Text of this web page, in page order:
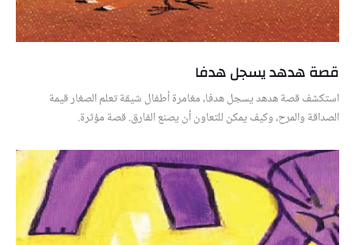
قصة هدهد يسجل هدفا
استكشف قصة هدهد يسجل هدفا، مغامرة أطفال شيقة تعلم الصغار قيمة
الصداقة والمرح، وكيف يمكن للتعاون أن يصنع الفارق. قصة مؤثرة.